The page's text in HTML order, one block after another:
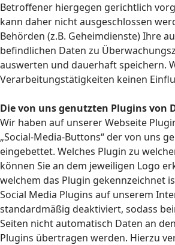
Betroffener hiergegen gerichtlich
kann daher nicht ausgeschlossen
Behörden (z.B. Geheimdienste) Ihre
befindlichen Daten zu
auswerten und dauerhaft speichern.
Verarbeitungstätigkeiten keinen
Die von uns genutzten Plugins von
Wir haben auf unserer Webseite
„Social-Media-Buttons“ der von uns
eingebettet. Welches Plugin zu
können Sie an dem jeweiligen Logo
welchem das Plugin gekennzeichnet
Social Media Plugins auf unserem
standardmäßig deaktiviert, sodass
Seiten nicht automatisch Daten an
Plugins übertragen werden. Hierzu